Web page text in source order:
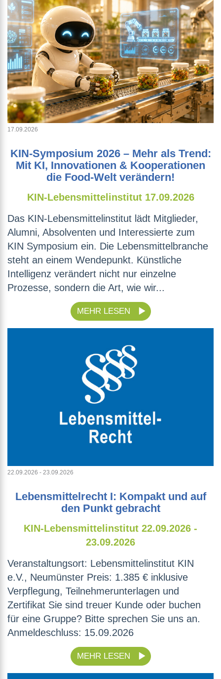
17.09.2026
KIN-Symposium 2026 – Mehr als Trend:
Mit KI, Innovationen & Kooperationen
die Food-Welt verändern!
KIN-Lebensmittelinstitut 17.09.2026
Das KIN-Lebensmittelinstitut lädt Mitglieder,
Alumni, Absolventen und Interessierte zum
KIN Symposium ein. Die Lebensmittelbranche
steht an einem Wendepunkt. Künstliche
Intelligenz verändert nicht nur einzelne
Prozesse, sondern die Art, wie wir...
MEHR LESEN
22.09.2026 - 23.09.2026
Lebensmittelrecht I: Kompakt und auf
den Punkt gebracht
KIN-Lebensmittelinstitut 22.09.2026 -
23.09.2026
Veranstaltungsort: Lebensmittelinstitut KIN
e.V., Neumünster Preis: 1.385 € inklusive
Verpflegung, Teilnehmerunterlagen und
Zertifikat Sie sind treuer Kunde oder buchen
für eine Gruppe? Bitte sprechen Sie uns an.
Anmeldeschluss: 15.09.2026
MEHR LESEN